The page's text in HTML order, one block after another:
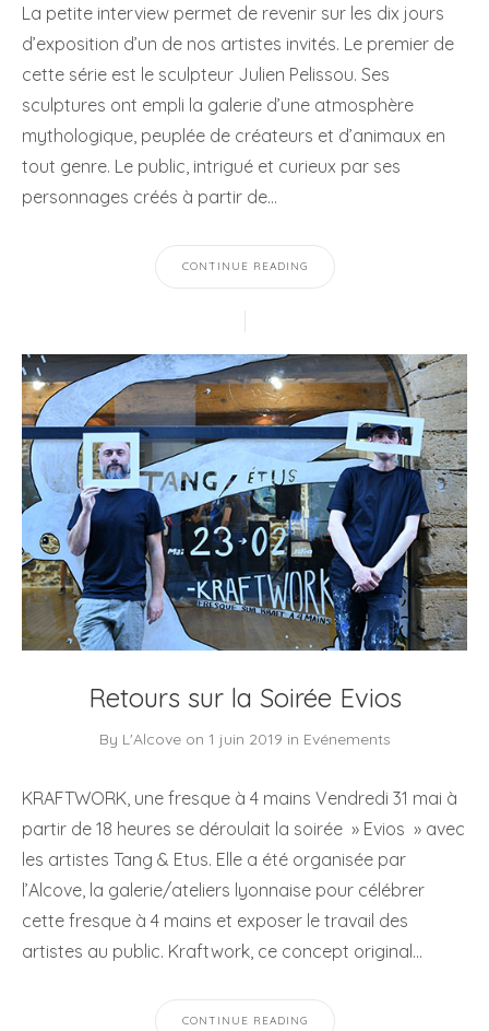
La petite interview permet de revenir sur les dix jours
d’exposition d’un de nos artistes invités. Le premier de
cette série est le sculpteur Julien Pelissou. Ses
sculptures ont empli la galerie d’une atmosphère
mythologique, peuplée de créateurs et d’animaux en
tout genre. Le public, intrigué et curieux par ses
personnages créés à partir de…
CONTINUE READING
Retours sur la Soirée Evios
By L'Alcoveon 1 juin 2019 in Evénements
KRAFTWORK, une fresque à 4 mains Vendredi 31 mai à
partir de 18 heures se déroulait la soirée » Evios » avec
les artistes Tang & Etus. Elle a été organisée par
l’Alcove, la galerie/ateliers lyonnaise pour célébrer
cette fresque à 4 mains et exposer le travail des
artistes au public. Kraftwork, ce concept original…
CONTINUE READING